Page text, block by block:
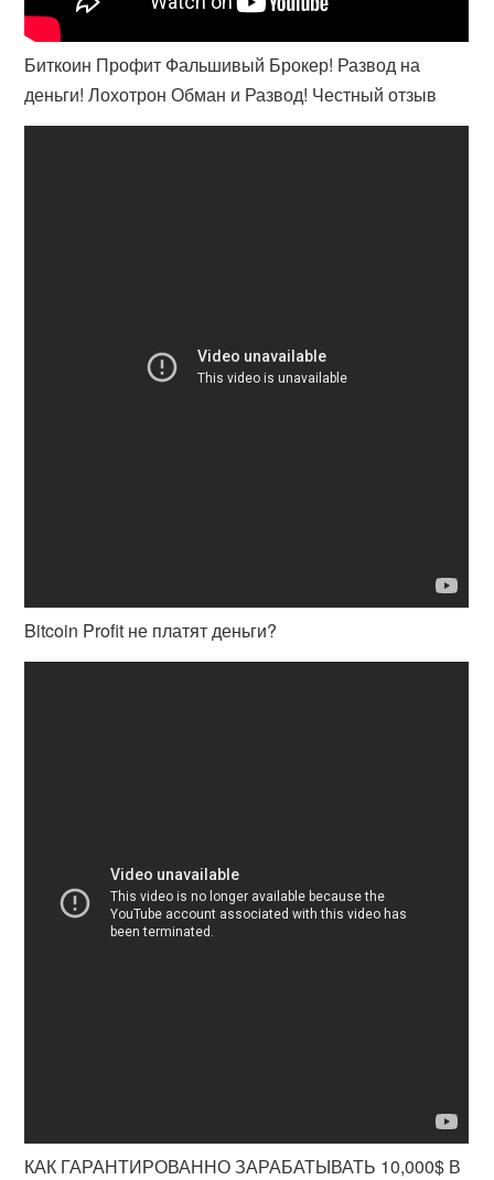
Биткоин Профит Фальшивый Брокер! Развод на
деньги! Лохотрон Обман и Развод! Честный отзыв
Bitcoin Profit не платят деньги?
КАК ГАРАНТИРОВАННО ЗАРАБАТЫВАТЬ 10,000$ В